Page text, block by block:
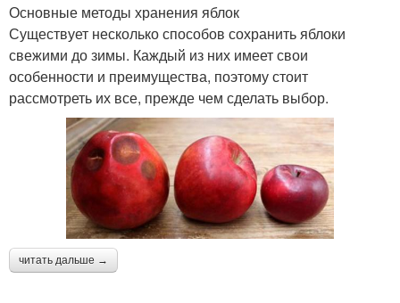
Основные методы хранения яблок
Существует несколько способов сохранить яблоки
свежими до зимы. Каждый из них имеет свои
особенности и преимущества, поэтому стоит
рассмотреть их все, прежде чем сделать выбор.
читать дальше →